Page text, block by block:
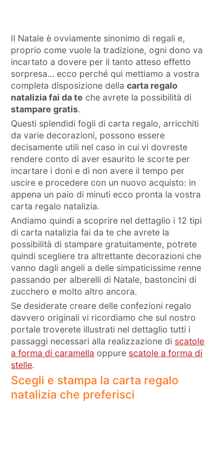
Il Natale è ovviamente sinonimo di regali e,
proprio come vuole la tradizione, ogni dono va
incartato a dovere per il tanto atteso effetto
sorpresa… ecco perché qui mettiamo a vostra
completa disposizione dellacarta regalo
natalizia fai da te che avrete la possibilità di
stampare gratis.
Questi splendidi fogli di carta regalo, arricchiti
da varie decorazioni, possono essere
decisamente utili nel caso in cui vi dovreste
rendere conto di aver esaurito le scorte per
incartare i doni e di non avere il tempo per
uscire e procedere con un nuovo acquisto: in
appena un paio di minuti ecco pronta la vostra
carta regalo natalizia.
Andiamo quindi a scoprire nel dettaglio i 12 tipi
di carta natalizia fai da te che avrete la
possibilità di stampare gratuitamente, potrete
quindi scegliere tra altrettante decorazioni che
vanno dagli angeli a delle simpaticissime renne
passando per alberelli di Natale, bastoncini di
zucchero e molto altro ancora.
Se desiderate creare delle confezioni regalo
davvero originali vi ricordiamo che sul nostro
portale troverete illustrati nel dettaglio tutti i
passaggi necessari alla realizzazione di scatole
a forma di caramella oppure scatole a forma di
stelle.
Scegli e stampa la carta regalo
natalizia che preferisci